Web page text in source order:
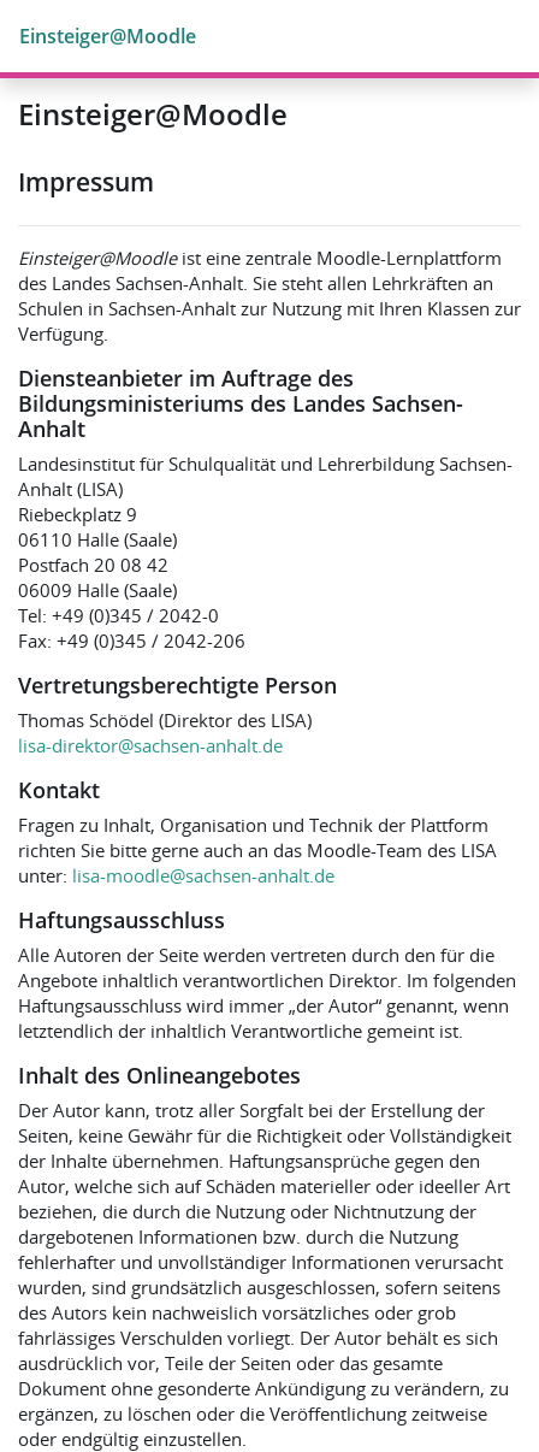
Einsteiger@Moodle
Einsteiger@Moodle
Impressum
Einsteiger@Moodleist eine zentrale Moodle-Lernplattform
des Landes Sachsen-Anhalt. Sie steht allen Lehrkräften an
Schulen in Sachsen-Anhalt zur Nutzung mit Ihren Klassen zur
Verfügung.
Diensteanbieter im Auftrage des
Bildungsministeriums des Landes Sachsen-
Anhalt
Landesinstitut für Schulqualität und Lehrerbildung Sachsen-
Anhalt (LISA)
Riebeckplatz 9
06110 Halle (Saale)
Postfach 20 08 42
06009 Halle (Saale)
Tel: +49 (0)345 / 2042-0
Fax: +49 (0)345 / 2042-206
Vertretungsberechtigte Person
Thomas Schödel (Direktor des LISA)
lisa-direktor@sachsen-anhalt.de
Kontakt
Fragen zu Inhalt, Organisation und Technik der Plattform
richten Sie bitte gerne auch an das Moodle-Team des LISA
unter: lisa-moodle@sachsen-anhalt.de
Haftungsausschluss
Alle Autoren der Seite werden vertreten durch den für die
Angebote inhaltlich verantwortlichen Direktor. Im folgenden
Haftungsausschluss wird immer „der Autor“ genannt, wenn
letztendlich der inhaltlich Verantwortliche gemeint ist.
Inhalt des Onlineangebotes
Der Autor kann, trotz aller Sorgfalt bei der Erstellung der
Seiten, keine Gewähr für die Richtigkeit oder Vollständigkeit
der Inhalte übernehmen. Haftungsansprüche gegen den
Autor, welche sich auf Schäden materieller oder ideeller Art
beziehen, die durch die Nutzung oder Nichtnutzung der
dargebotenen Informationen bzw. durch die Nutzung
fehlerhafter und unvollständiger Informationen verursacht
wurden, sind grundsätzlich ausgeschlossen, sofern seitens
des Autors kein nachweislich vorsätzliches oder grob
fahrlässiges Verschulden vorliegt. Der Autor behält es sich
ausdrücklich vor, Teile der Seiten oder das gesamte
Dokument ohne gesonderte Ankündigung zu verändern, zu
ergänzen, zu löschen oder die Veröffentlichung zeitweise
oder endgültig einzustellen.